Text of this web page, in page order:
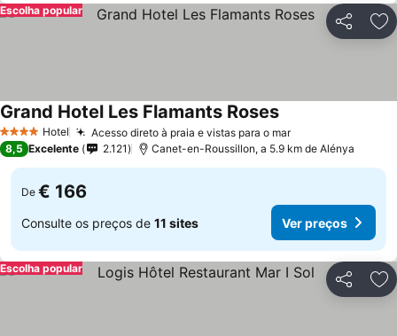
Partilhar
Escolha popular
4 EstrelasHotel Acesso direto à praia e vistas para o mar
Grand Hotel Les Flamants Roses
8,5 Excelente 2.121 Canet-en-Roussillon, a 5.9 km de Alénya
De € 166
Consulte os preços de 11 sites Ver preços
Partilhar
Escolha popular